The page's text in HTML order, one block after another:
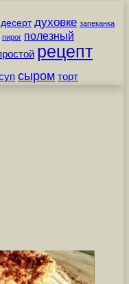
десерт духовке запеканка
пирог полезный
рецепт
сыром торт